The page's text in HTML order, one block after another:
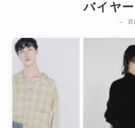
バイヤ
–